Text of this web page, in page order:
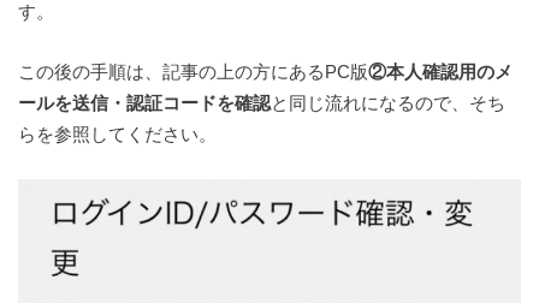
す。
この後の手順は、記事の上の方にあるPC版②本人確認用のメ
ールを送信・認証コードを確認と同じ流れになるので、そち
らを参照してください。